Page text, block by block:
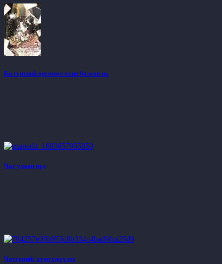
Би гүнтний өргөмөл охин болсон нь
Час улаан нүд
Чөтгөрийг хүмүүжүүлэх